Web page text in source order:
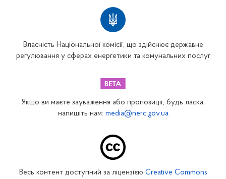
Власність Національної комісії, що здійснює державне
регулювання у сферах енергетики та комунальних послуг
Якщо ви маєте зауваження або пропозиції, будь ласка,
напишіть нам: media@nerc.gov.ua
Весь контент доступний за ліцензією Creative Commons